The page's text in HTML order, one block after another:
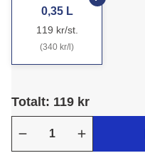
0,35 L
119 kr/st.
(340 kr/l)
Totalt: 119 kr